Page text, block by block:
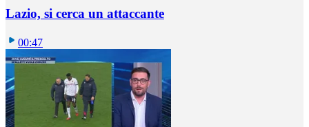
Lazio, si cerca un attaccante
00:47